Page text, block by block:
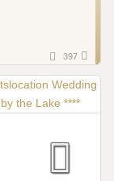
397